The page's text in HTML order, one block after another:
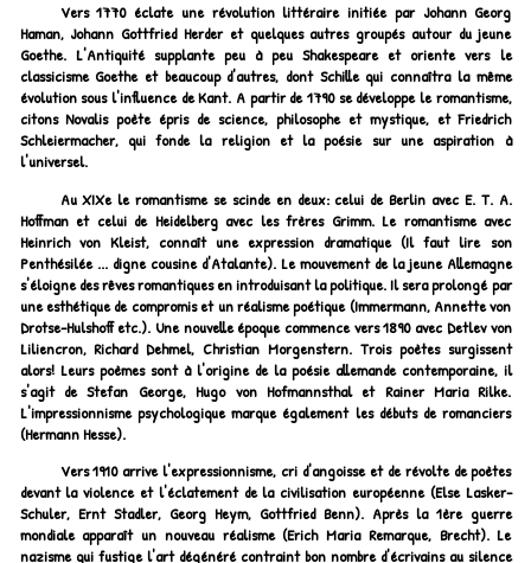
Vers 1770 éclate une révolution littéraire initiée par Johann Georg
Haman, Johann Gottfried Herder et quelques autres groupés autour du jeune
Goethe. L'Antiquité supplante peu à peu Shakespeare et oriente vers le
classicisme Goethe et beaucoup d'autres, dont Schille qui connaîtra la même
évolution sous l'influence de Kant. A partir de 1790 se développe le romantisme,
citons Novalis poète épris de science, philosophe et mystique, et Friedrich
Schleiermacher, qui fonde la religion et la poésie sur une aspiration à
l'universel.
Au XIXe le romantisme se scinde en deux: celui de Berlin avec E. T. A.
Hoffman et celui de Heidelberg avec les frères Grimm. Le romantisme avec
Heinrich von Kleist, connaît une expression dramatique (Il faut lire son
Penthésilée ... digne cousine d'Atalante). Le mouvement de la jeune Allemagne
s'éloigne des rêves romantiques en introduisant la politique. Il sera prolongé par
une esthétique de compromis et un réalisme poétique (Immermann, Annette von
Drotse-Hulshoff etc.). Une nouvelle époque commence vers 1890 avec Detlev von
Liliencron, Richard Dehmel, Christian Morgenstern. Trois poètes surgissent
alors! Leurs poèmes sont à l'origine de la poésie allemande contemporaine, il
s'agit de Stefan George, Hugo von Hofmannsthal et Rainer Maria Rilke.
L'impressionnisme psychologique marque également les débuts de romanciers
(Hermann Hesse).
Vers 1910 arrive l'expressionnisme, cri d'angoisse et de révolte de poètes
devant la violence et l'éclatement de la civilisation européenne (Else Lasker-
Schuler, Ernt Stadler, Georg Heym, Gottfried Benn). Après la 1ère guerre
mondiale apparaît un nouveau réalisme (Erich Maria Remarque, Brecht). Le
nazisme qui fustige l'art dégénéré contraint bon nombre d'écrivains au silence